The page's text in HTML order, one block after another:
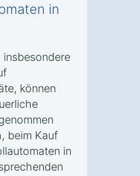
in
insbesondere
können
beim Kauf
in